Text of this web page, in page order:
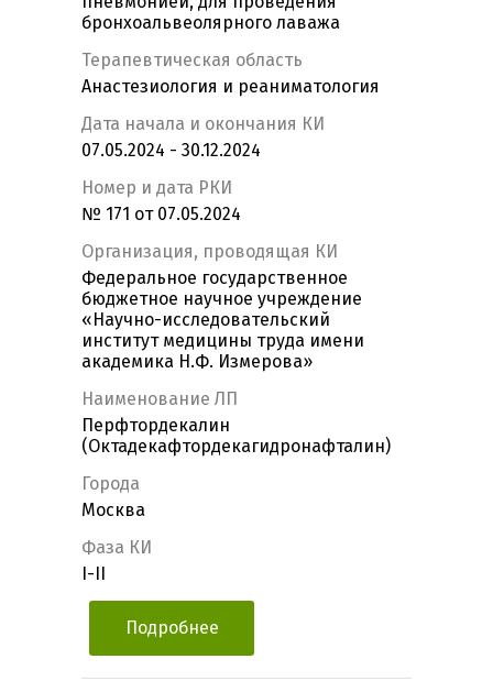
бронхоальвеолярного лаважа
Терапевтическая область
Анастезиология и реаниматология
Дата начала и окончания КИ
07.05.2024 - 30.12.2024
Номер и дата РКИ
№ 171 от 07.05.2024
Организация, проводящая КИ
Федеральное государственное
бюджетное научное учреждение
«Научно-исследовательский
институт медицины труда имени
академика Н.Ф. Измерова»
Наименование ЛП
Перфтордекалин
(Октадекафтордекагидронафталин)
Города
Москва
Фаза КИ
I-II
Подробнее